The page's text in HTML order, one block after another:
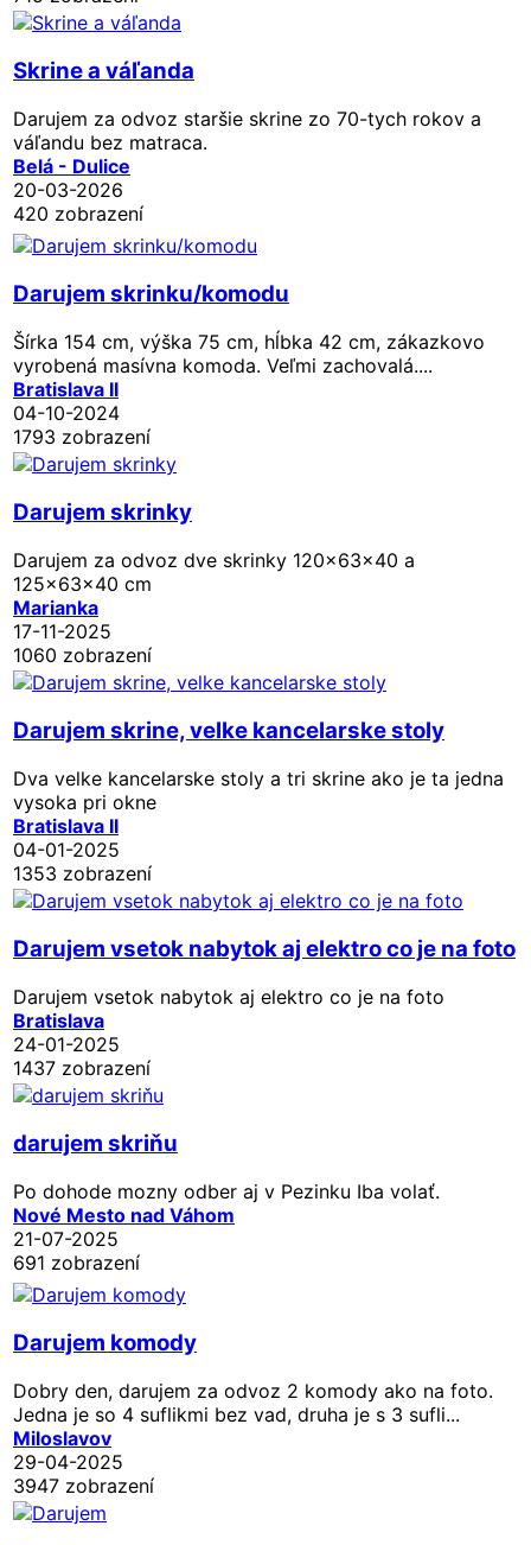
Skrine a váľanda
Darujem za odvoz staršie skrine zo 70-tych rokov a
váľandu bez matraca.
Belá - Dulice
20-03-2026
420 zobrazení
Darujem skrinku/komodu
Šírka 154 cm, výška 75 cm, hĺbka 42 cm, zákazkovo
vyrobená masívna komoda. Veľmi zachovalá....
Bratislava II
04-10-2024
1793 zobrazení
Darujem skrinky
Darujem za odvoz dve skrinky 120x63x40 a
125x63x40 cm
Marianka
17-11-2025
1060 zobrazení
Darujem skrine, velke kancelarske stoly
Dva velke kancelarske stoly a tri skrine ako je ta jedna
vysoka pri okne
Bratislava II
04-01-2025
1353 zobrazení
Darujem vsetok nabytok aj elektro co je na foto
Darujem vsetok nabytok aj elektro co je na foto
Bratislava
24-01-2025
1437 zobrazení
darujem skriňu
Po dohode mozny odber aj v Pezinku Iba volať.
Nové Mesto nad Váhom
21-07-2025
691 zobrazení
Darujem komody
Dobry den, darujem za odvoz 2 komody ako na foto.
Jedna je so 4 suflikmi bez vad, druha je s 3 sufli...
Miloslavov
29-04-2025
3947 zobrazení